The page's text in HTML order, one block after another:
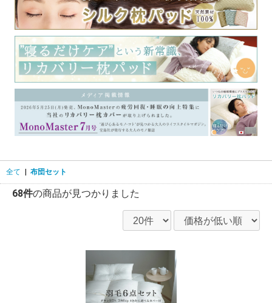
全て 布団セット
68件の商品が見つかりました